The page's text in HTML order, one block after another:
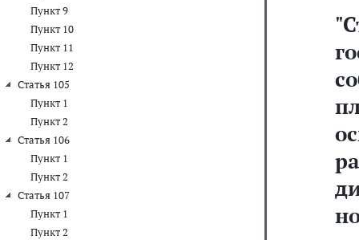
Пункт 9
Пункт 10
Пункт 11
Пункт 12
Статья 105
Пункт 1
Пункт 2
Статья 106
Пункт 1
Пункт 2
Статья 107
Пункт 1
Пункт 2